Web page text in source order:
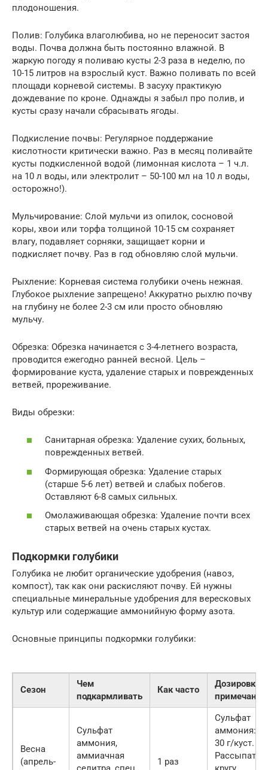
плодоношения.
Полив: Голубика влаголюбива, но не переносит застоя
воды. Почва должна быть постоянно влажной. В
жаркую погоду я поливаю кусты 2-3 раза в неделю, по
10-15 литров на взрослый куст. Важно поливать по всей
площади корневой системы. В засуху практикую
дождевание по кроне. Однажды я забыл про полив, и
кусты сразу начали сбрасывать ягоды.
Подкисление почвы: Регулярное поддержание
кислотности критически важно. Раз в месяц поливайте
кусты подкисленной водой (лимонная кислота – 1 ч.л.
на 10 л воды, или электролит – 50-100 мл на 10 л воды,
осторожно!).
Мульчирование: Слой мульчи из опилок, сосновой
коры, хвои или торфа толщиной 10-15 см сохраняет
влагу, подавляет сорняки, защищает корни и
подкисляет почву. Раз в год обновляю слой мульчи.
Рыхление: Корневая система голубики очень нежная.
Глубокое рыхление запрещено! Аккуратно рыхлю почву
на глубину не более 2-3 см или просто обновляю
мульчу.
Обрезка: Обрезка начинается с 3-4-летнего возраста,
проводится ежегодно ранней весной. Цель –
формирование куста, удаление старых и поврежденных
ветвей, прореживание.
Виды обрезки:
Санитарная обрезка: Удаление сухих, больных,
поврежденных ветвей.
Формирующая обрезка: Удаление старых
(старше 5-6 лет) ветвей и слабых побегов.
Оставляют 6-8 самых сильных.
Омолаживающая обрезка: Удаление почти всех
старых ветвей на очень старых кустах.
Подкормки голубики
Голубика не любит органические удобрения (навоз,
компост), так как они раскисляют почву. Ей нужны
специальные минеральные удобрения для вересковых
культур или содержащие аммонийную форму азота.
Основные принципы подкормки голубики:
Сезон
Чем
подкармливать
Как часто
Дозировка и
примечания
Весна
(апрель-
Сульфат
аммония,
аммиачная
1 раз
Сульфат
аммония:
30 г/куст.
Рассыпать